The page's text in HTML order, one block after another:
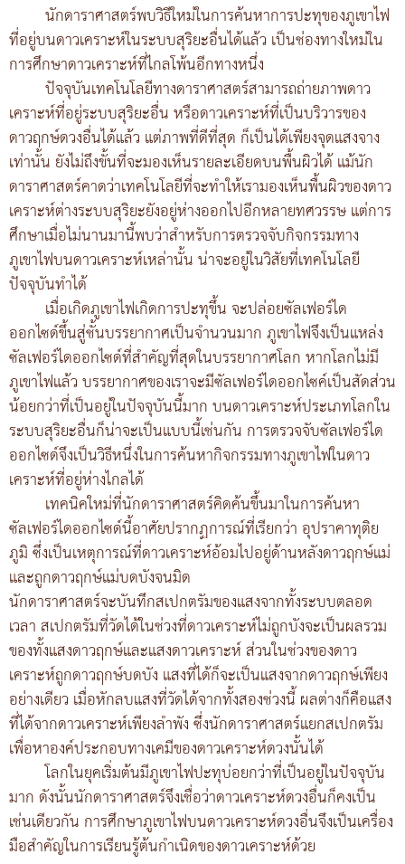
นักดาราศาสตร์พบวิธีใหม่ในการค้นหาการปะทุของภูเขาไฟ
ที่อยู่บนดาวเคราะห์ในระบบสุริยะอื่นได้แล้ว เป็นช่องทางใหม่ใน
การศึกษาดาวเคราะห์ที่ไกลโพ้นอีกทางหนึ่ง
ปัจจุบันเทคโนโลยีทางดาราศาสตร์สามารถถ่ายภาพดาว
เคราะห์ที่อยู่ระบบสุริยะอื่น หรือดาวเคราะห์ที่เป็นบริวารของ
ดาวฤกษ์ดวงอื่นได้แล้ว แต่ภาพที่ดีที่สุด ก็เป็นได้เพียงจุดแสงจาง
เท่านั้น ยังไม่ถึงขั้นที่จะมองเห็นรายละเอียดบนพื้นผิวได้ แม้นัก
ดาราศาสตร์คาดว่าเทคโนโลยีที่จะทำให้เรามองเห็นพื้นผิวของดาว
เคราะห์ต่างระบบสุริยะยังอยู่ห่างออกไปอีกหลายทศวรรษ แต่การ
ศึกษาเมื่อไม่นานมานี้พบว่าสำหรับการตรวจจับกิจกรรมทาง
ภูเขาไฟบนดาวเคราะห์เหล่านั้น น่าจะอยู่ในวิสัยที่เทคโนโลยี
ปัจจุบันทำได้
เมื่อเกิดภูเขาไฟเกิดการปะทุขึ้น จะปล่อยซัลเฟอร์ได
ออกไซด์ขึ้นสู่ชั้นบรรยากาศเป็นจำนวนมาก ภูเขาไฟจึงเป็นแหล่ง
ซัลเฟอร์ไดออกไซด์ที่สำคัญที่สุดในบรรยากาศโลก หากโลกไม่มี
ภูเขาไฟแล้ว บรรยากาศของเราจะมีซัลเฟอร์ไดออกไซค์เป็นสัดส่วน
น้อยกว่าที่เป็นอยู่ในปัจจุบันนี้มาก บนดาวเคราะห์ประเภทโลกใน
ระบบสุริยะอื่นก็น่าจะเป็นแบบนี้เช่นกัน การตรวจจับซัลเฟอร์ได
ออกไซด์จึงเป็นวิธีหนึ่งในการค้นหากิจกรรมทางภูเขาไฟในดาว
เคราะห์ที่อยู่ห่างไกลได้
เทคนิคใหม่ที่นักดาราศาสตร์คิดค้นขึ้นมาในการค้นหา
ซัลเฟอร์ไดออกไซด์นี้อาศัยปรากฏการณ์ที่เรียกว่า อุปราคาทุติย
ภูมิ ซึ่งเป็นเหตุการณ์ที่ดาวเคราะห์อ้อมไปอยู่ด้านหลังดาวฤกษ์แม่
และถูกดาวฤกษ์แม่บดบังจนมิด
นักดาราศาสตร์จะบันทึกสเปกตรัมของแสงจากทั้งระบบตลอด
เวลา สเปกตรัมที่วัดได้ในช่วงที่ดาวเคราะห์ไม่ถูกบังจะเป็นผลรวม
ของทั้งแสงดาวฤกษ์และแสงดาวเคราะห์ ส่วนในช่วงของดาว
เคราะห์ถูกดาวฤกษ์บดบัง แสงที่ได้ก็จะเป็นแสงจากดาวฤกษ์เพียง
อย่างเดียว เมื่อหักลบแสงที่วัดได้จากทั้งสองช่วงนี้ ผลต่างก็คือแสง
ที่ได้จากดาวเคราะห์เพียงลำพัง ซึ่งนักดาราศาสตร์แยกสเปกตรัม
เพื่อหาองค์ประกอบทางเคมีของดาวเคราะห์ดวงนั้นได้
โลกในยุคเริ่มต้นมีภูเขาไฟปะทุบ่อยกว่าที่เป็นอยู่ในปัจจุบัน
มาก ดังนั้นนักดาราศาสตร์จึงเชื่อว่าดาวเคราะห์ดวงอื่นก็คงเป็น
เช่นเดียวกัน การศึกษาภูเขาไฟบนดาวเคราะห์ดวงอื่นจึงเป็นเครื่อง
มือสำคัญในการเรียนรู้ต้นกำเนิดของดาวเคราะห์ด้วย